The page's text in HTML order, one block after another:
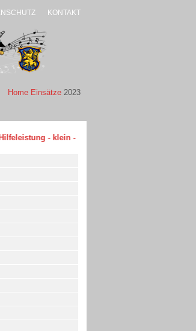
KONTAKT
Home Einsätze 2023
- klein - 02.08.2026 um 17:53 Uhr